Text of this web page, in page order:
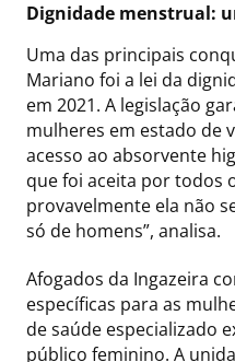
Dignidade menstrual:
Uma das principais
Mariano foi a lei da
em 2021. A legislação
mulheres em estado de
acesso ao absorvente
que foi aceita por todos
provavelmente ela não
só de homens”, analisa.
Afogados da Ingazeira
específicas para as
de saúde especializado
público feminino. A